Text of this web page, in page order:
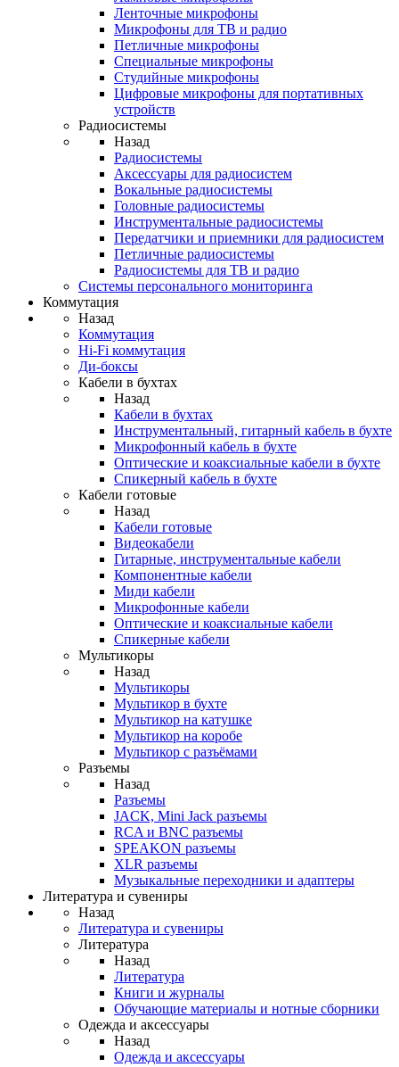
Ленточные микрофоны
Микрофоны для ТВ и радио
Петличные микрофоны
Специальные микрофоны
Студийные микрофоны
Цифровые микрофоны для портативных
устройств
Радиосистемы
Назад
Радиосистемы
Аксессуары для радиосистем
Вокальные радиосистемы
Головные радиосистемы
Инструментальные радиосистемы
Передатчики и приемники для радиосистем
Петличные радиосистемы
Радиосистемы для ТВ и радио
Системы персонального мониторинга
Коммутация
Назад
Коммутация
Hi-Fi коммутация
Ди-боксы
Кабели в бухтах
Назад
Кабели в бухтах
Инструментальный, гитарный кабель в бухте
Микрофонный кабель в бухте
Оптические и коаксиальные кабели в бухте
Спикерный кабель в бухте
Кабели готовые
Назад
Кабели готовые
Видеокабели
Гитарные, инструментальные кабели
Компонентные кабели
Миди кабели
Микрофонные кабели
Оптические и коаксиальные кабели
Спикерные кабели
Мультикоры
Назад
Мультикоры
Мультикор в бухте
Мультикор на катушке
Мультикор на коробе
Мультикор с разъёмами
Разъемы
Назад
Разъемы
JACK, Mini Jack разъемы
RCA и BNC разъемы
SPEAKON разъемы
XLR разъемы
Музыкальные переходники и адаптеры
Литература и сувениры
Назад
Литература и сувениры
Литература
Назад
Литература
Книги и журналы
Обучающие материалы и нотные сборники
Одежда и аксессуары
Назад
Одежда и аксессуары